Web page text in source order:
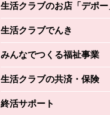
生活クラブのお店「デポー
別のウィンドウで開きます
生活クラブでんき
別のウィンドウで開きます
みんなでつくる福祉事業
別のウィンドウで開きます
生活クラブの共済・保険
別のウィンドウで開きます
終活サポート
別のウィンドウで開きます